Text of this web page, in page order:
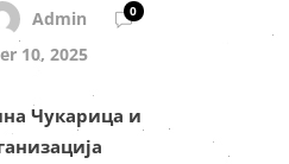
Admin 0
10, 2025
Чукарица и